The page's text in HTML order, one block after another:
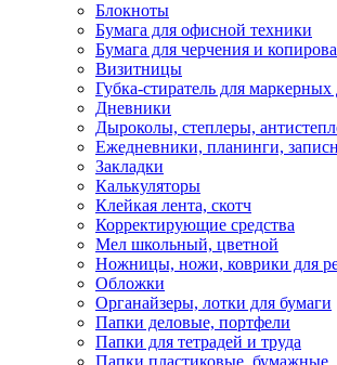
Блокноты
Бумага для офисной техники
Бумага для черчения и
Визитницы
Губка-стиратель для маркерных
Дневники
Дыроколы, степлеры,
Ежедневники, планинги,
Закладки
Калькуляторы
Клейкая лента, скотч
Корректирующие средства
Мел школьный, цветной
Ножницы, ножи, коврики для
Обложки
Органайзеры, лотки для бумаги
Папки деловые, портфели
Папки для тетрадей и труда
Папки пластиковые, бумажные